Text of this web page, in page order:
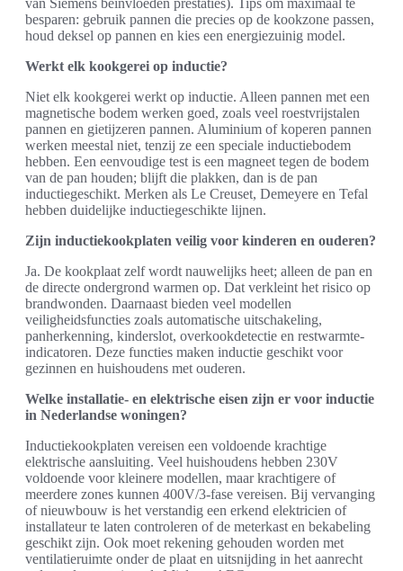
van Siemens beïnvloeden prestaties). Tips om maximaal te
besparen: gebruik pannen die precies op de kookzone passen,
houd deksel op pannen en kies een energiezuinig model.
Werkt elk kookgerei op inductie?
Niet elk kookgerei werkt op inductie. Alleen pannen met een
magnetische bodem werken goed, zoals veel roestvrijstalen
pannen en gietijzeren pannen. Aluminium of koperen pannen
werken meestal niet, tenzij ze een speciale inductiebodem
hebben. Een eenvoudige test is een magneet tegen de bodem
van de pan houden; blijft die plakken, dan is de pan
inductiegeschikt. Merken als Le Creuset, Demeyere en Tefal
hebben duidelijke inductiegeschikte lijnen.
Zijn inductiekookplaten veilig voor kinderen en ouderen?
Ja. De kookplaat zelf wordt nauwelijks heet; alleen de pan en
de directe ondergrond warmen op. Dat verkleint het risico op
brandwonden. Daarnaast bieden veel modellen
veiligheidsfuncties zoals automatische uitschakeling,
panherkenning, kinderslot, overkookdetectie en restwarmte-
indicatoren. Deze functies maken inductie geschikt voor
gezinnen en huishoudens met ouderen.
Welke installatie- en elektrische eisen zijn er voor inductie
in Nederlandse woningen?
Inductiekookplaten vereisen een voldoende krachtige
elektrische aansluiting. Veel huishoudens hebben 230V
voldoende voor kleinere modellen, maar krachtigere of
meerdere zones kunnen 400V/3-fase vereisen. Bij vervanging
of nieuwbouw is het verstandig een erkend elektricien of
installateur te laten controleren of de meterkast en bekabeling
geschikt zijn. Ook moet rekening gehouden worden met
ventilatieruimte onder de plaat en uitsnijding in het aanrecht